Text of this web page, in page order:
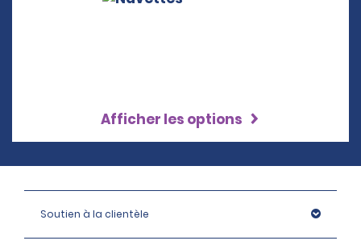
Afficher les options
Soutien à la clientèle